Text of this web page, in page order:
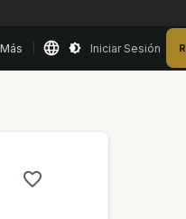
Más Iniciar Sesión